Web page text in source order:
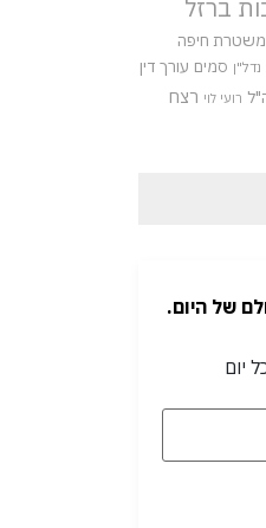
ברזל
משטרת חיפה
נדל"ן סמים עורך דין
רועי לוי רצח
של היום.
יום